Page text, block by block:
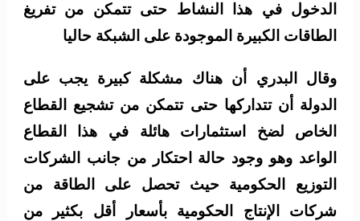
الدخول في هذا النشاط حتى تتمكن من تفريغ
الطاقات الكبيرة الموجودة على الشبكة حاليا
وقال البدري أن هناك مشكلة كبيرة يجب على
الدولة أن تتداركها حتى تتمكن من تشجيع القطاع
الخاص لضخ استثمارات هائلة في هذا القطاع
الواعد وهو وجود حالة احتكار من جانب الشركات
التوزيع الحكومية حيث تحصل على الطاقة من
شركات الإنتاج الحكومية بأسعار أقل بكثير من